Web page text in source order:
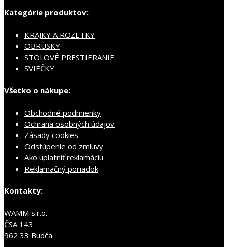
Kategórie produktov:
KRAJKY A ROZETKY
OBRÚSKY
STOLOVÉ PRESTIERANIE
SVIEČKY
Všetko o nákupe:
Obchodné podmienky
Ochrana osobných údajov
Zásady cookies
Odstúpenie od zmluvy
Ako uplatniť reklamáciu
Reklamačný poriadok
Kontakty:
WAMM s.r.o.
ČSA 143
962 33 Budča